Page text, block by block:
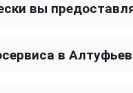
вы
в